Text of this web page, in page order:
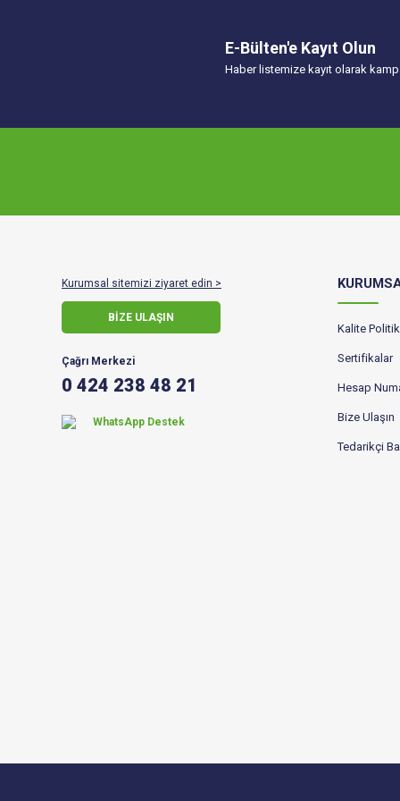
E-Bülten'e Kayıt Olun
Haber listemize kayıt olarak
Kurumsal sitemizi ziyaret edin >
BİZE ULAŞIN
Çağrı Merkezi
0 424 238 48 21
WhatsApp Destek
Kalite
Sertifikalar
Hesap
Bize Ulaşın
Tedarikçi